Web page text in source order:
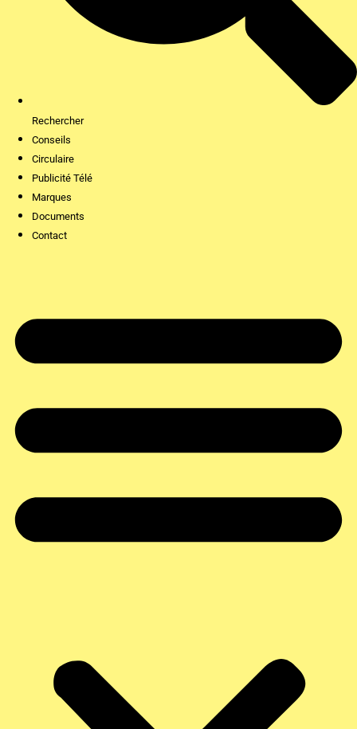
Rechercher
Conseils
Circulaire
Publicité Télé
Marques
Documents
Contact